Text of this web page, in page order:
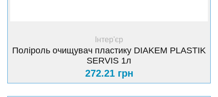
+ Купити
Інтер'єр
Поліроль очищувач пластику DIAKEM PLASTIK
SERVIS 1л
272.21 грн